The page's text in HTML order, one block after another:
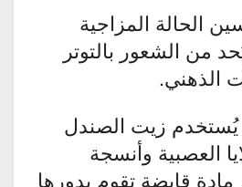
الحالة المزاجية
من الشعور بالتوتر
الذهني.
يُستخدم زيت الصندل
العصبية وأنسجة
مادة قابضة تقوم بدورها